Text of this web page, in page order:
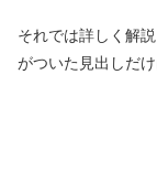
それでは詳しく解
がついた見出しだ